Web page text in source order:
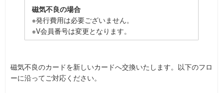
磁気不良の場合
※発行費用は必要ございません。
※V会員番号は変更となります。
磁気不良のカードを新しいカードへ交換いたします。以下のフロ
ーに沿ってご対応ください。